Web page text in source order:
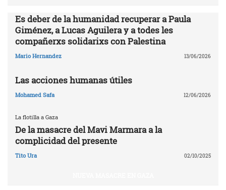
Es deber de la humanidad recuperar a Paula
Giménez, a Lucas Aguilera y a todes les
compañerxs solidarixs con Palestina
Mario Hernandez 13/06/2026
Las acciones humanas útiles
Mohamed Safa 12/06/2026
La flotilla a Gaza
De la masacre del Mavi Marmara a la
complicidad del presente
Tito Ura 02/10/2025